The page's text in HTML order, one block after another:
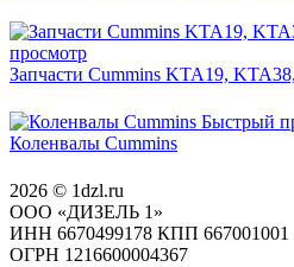
просмотр
Запчасти Cummins KTA19,
Быстрый
Коленвалы Cummins
2026 © 1dzl.ru
ООО «ДИЗЕЛЬ 1»
ИНН 6670499178 КПП 667001001
ОГРН 1216600004367